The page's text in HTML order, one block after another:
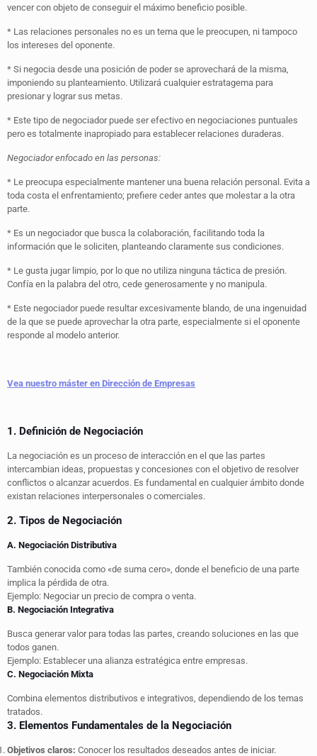
vencer con objeto de conseguir el máximo beneficio posible.
* Las relaciones personales no es un tema que le preocupen, ni tampoco
los intereses del oponente.
* Si negocia desde una posición de poder se aprovechará de la misma,
imponiendo su planteamiento. Utilizará cualquier estratagema para
presionar y lograr sus metas.
* Este tipo de negociador puede ser efectivo en negociaciones puntuales
pero es totalmente inapropiado para establecer relaciones duraderas.
Negociador enfocado en las personas:
* Le preocupa especialmente mantener una buena relación personal. Evita a
toda costa el enfrentamiento; prefiere ceder antes que molestar a la otra
parte.
* Es un negociador que busca la colaboración, facilitando toda la
información que le soliciten, planteando claramente sus condiciones.
* Le gusta jugar limpio, por lo que no utiliza ninguna táctica de presión.
Confía en la palabra del otro, cede generosamente y no manipula.
* Este negociador puede resultar excesivamente blando, de una ingenuidad
de la que se puede aprovechar la otra parte, especialmente si el oponente
responde al modelo anterior.
Vea nuestro máster en Dirección de Empresas
1. Definición de Negociación
La negociación es un proceso de interacción en el que las partes
intercambian ideas, propuestas y concesiones con el objetivo de resolver
conflictos o alcanzar acuerdos. Es fundamental en cualquier ámbito donde
existan relaciones interpersonales o comerciales.
2. Tipos de Negociación
A. Negociación Distributiva
También conocida como «de suma cero», donde el beneficio de una parte
implica la pérdida de otra.
Ejemplo: Negociar un precio de compra o venta.
B. Negociación Integrativa
Busca generar valor para todas las partes, creando soluciones en las que
todos ganen.
Ejemplo: Establecer una alianza estratégica entre empresas.
C. Negociación Mixta
Combina elementos distributivos e integrativos, dependiendo de los temas
tratados.
3. Elementos Fundamentales de la Negociación
Objetivos claros: Conocer los resultados deseados antes de iniciar.